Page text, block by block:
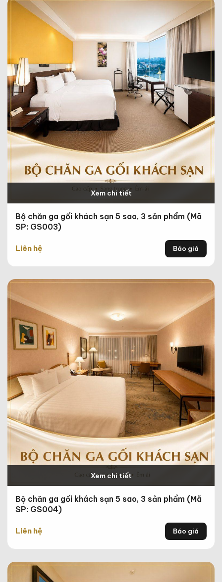
Xem chi tiết
Bộ chăn ga gối khách sạn 5 sao, 3 sản phẩm (Mã
SP: GS003)
Liên hệ Báo giá
Xem chi tiết
Bộ chăn ga gối khách sạn 5 sao, 3 sản phẩm (Mã
SP: GS004)
Liên hệ Báo giá